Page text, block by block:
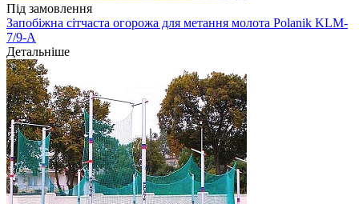
Під замовлення
Запобіжна сітчаста огорожа для метання молота Polanik KLM-
7/9-A
Детальніше